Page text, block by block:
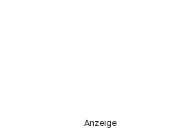
Anzeige